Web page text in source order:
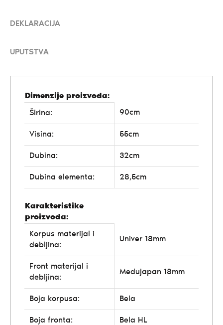
DEKLARACIJA
UPUTSTVA
Dimenzije proizvoda:
Širina:
90cm
Visina: 55cm
Dubina: 32cm
Dubina elementa: 28,5cm
Karakteristike
proizvoda:
Korpus materijal i
debljina:
Univer 18mm
Front materijal i
debljina:
Medujapan 18mm
Boja korpusa: Bela
Boja fronta: Bela HL